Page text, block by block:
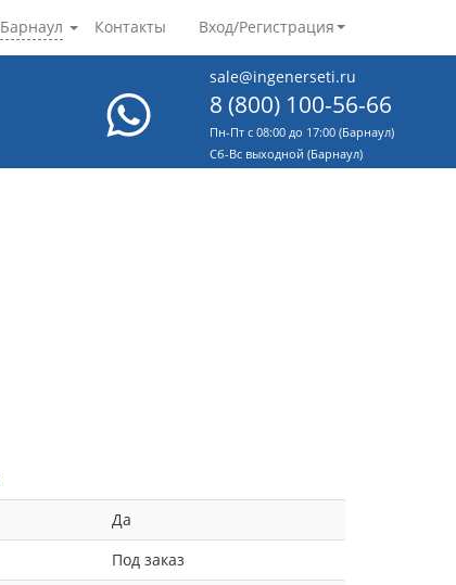
Контакты Вход/Регистрация
Барнаул
sale@ingenerseti.ru
8 (800) 100-56-66
Пн-Пт с 08:00 до 17:00 (Барнаул)
Cб-Вс выходной (Барнаул)
Да
Под заказ